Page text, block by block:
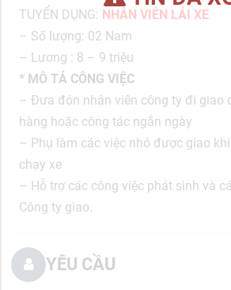
TUYỂN DỤNG: NHÂN VIÊN LÁI XE
– Số lượng: 02 Nam
– Lương : 8 – 9 triệu
* MÔ TẢ CÔNG VIỆC
– Đưa đón nhân viên công ty đi giao
hàng hoặc công tác ngắn ngày
– Phụ làm các việc nhỏ được giao
chạy xe
– Hỗ trợ các công việc phát sinh và
Công ty giao.
YÊU CẦU